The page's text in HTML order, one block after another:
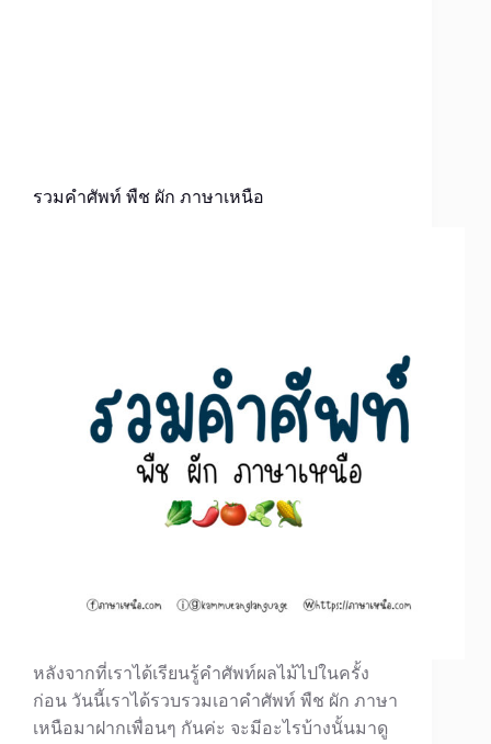
รวมคำศัพท์ พืช ผัก ภาษาเหนือ
หลังจากที่เราได้เรียนรู้คำศัพท์ผลไม้ไปในครั้ง
ก่อน วันนี้เราได้รวบรวมเอาคำศัพท์ พืช ผัก ภาษา
เหนือมาฝากเพื่อนๆ กันค่ะ จะมีอะไรบ้างนั้นมาดู